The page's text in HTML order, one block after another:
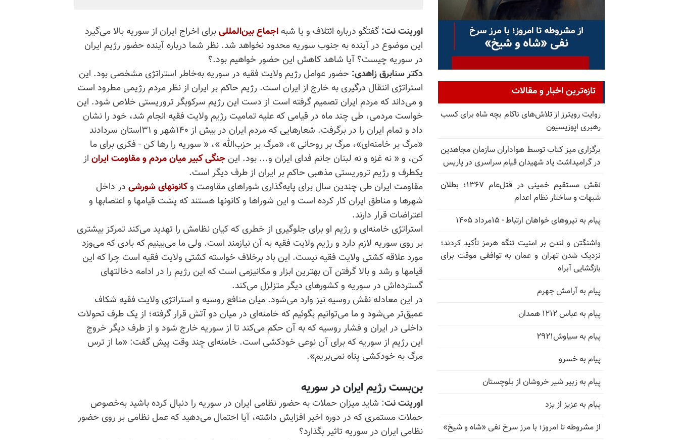
اورینت نت: گفتگو درباره ائتلاف و یا شبه اجماع بین‌المللیبرای اخراج ایران از سوریه بالا می‌گیرد
این موضوع در آینده به جنوب سوریه محدود نخواهد شد. نظر شما درباره آینده حضور رژیم ایران
در سوریه چیست؟ آیا شاهد کاهش این حضور خواهیم بود.؟
دکتر سنابرق زاهدی: حضور عوامل رژیم ولایت فقیه در سوریه به‌خاطر استراتژی مشخصی بود. این
استراتژی انتقال درگیری به خارج از ایران است. رژیم حاکم بر ایران از نظر مردم رژیمی مطرود است
و می‌داند که مردم ایران تصمیم گرفته است از دست این رژیم سرکوبگر تروریستی خلاص شود. این
خواست مردمی، طی چند ماه در قیامی که علیه تمامیت رژیم ولایت فقیه انجام شد، خود را نشان
داد و تمام ایران را در برگرفت. شعارهایی که مردم ایران در بیش از ۱۴۰شهر و ۳۱استان سردادند
«مرگ بر خامنه‌ای»، مرگ بر روحانی »، «مرگ بر حزب‌الله »، « سوریه را رها کن - فکری برای ما
کن، و « نه غزه و نه لبنان جانم فدای ایران و... بود. این جنگی کبیر میان مردم و مقاومت ایران از
یکطرف و رژیم تروریستی مذهبی حاکم بر ایران از طرف دیگر است.
مقاومت ایران طی چندین سال برای پایه‌گذاری شوراهای مقاومت وکانونهای شورشی در داخل
شهرها و مناطق ایران کار کرده است و این شوراها و کانونها هستند که پشت قیامها و اعتصابها و
اعتراضات قرار دارند.
استراتژی خامنه‌ای و رژیم او برای جلوگیری از خطری که کیان نظامش را تهدید می‌کند تمرکز بیشتری
بر روی سوریه لازم دارد و رژیم ولایت فقیه به آن نیازمند است. ولی ما می‌بینیم که بادی که می‌وزد
مورد علاقه کشتی ولایت فقیه نیست. این باد برخلاف خواسته کشتی ولایت فقیه است چرا که این
قیامها و رشد و بالا گرفتن آن بهترین ابزار و مکانیزمی است که این رژیم را در ادامه دخالتهای
گسترده‌اش در سوریه و کشورهای دیگر متزلزل می‌کند.
در این معادله نقش روسیه نیز وارد می‌شود. میان منافع روسیه و استراتژی ولایت فقیه شکاف
عمیق‌تر می‌شود و ما می‌توانیم بگوئیم که خامنه‌ای در میان دو آتش قرار گرفته؛ از یک طرف تحولات
داخلی در ایران و فشار روسیه که به آن حکم می‌کند تا از سوریه خارج شود و از طرف دیگر خروج
این رژیم از سوریه که برای آن نوعی خودکشی است. خامنه‌ای چند وقت پیش گفت: «ما از ترس
مرگ به خودکشی پناه نمی‌بریم».
بن‌بست رژیم ایران در سوریه
اورینت نت: شاید میزان حملات به حضور نظامی ایران در سوریه را دنبال کرده باشید به‌خصوص
حملات مستمری که در دوره اخیر افزایش داشته، آیا احتمال می‌دهید که عمل نظامی بر روی حضور
نظامی ایران در سوریه تاثیر بگذارد؟
تازه‌ترین اخبار و مقالات
روایت رویترز از تلاش‌های ناکام بچه شاه برای کسب
رهبری اپوزیسیون
برگزاری میز کتاب توسط هواداران سازمان مجاهدین
در گرامیداشت یاد شهیدان قیام سراسری در پاریس
نقش مستقیم خمینی در قتل‌عام ۱۳۶۷؛ بطلان
شبهات و ساختار نظام اعدام
پیام به نیروهای خواهان ارتباط - ۱۵مرداد ۱۴۰۵
واشنگتن و لندن بر امنیت تنگه هرمز تأکید کردند؛
نزدیک شدن تهران و عمان به توافقی موقت برای
بازگشایی آبراه
پیام به آرامش جهرم
پیام به عباس ۱۲۱۲ همدان
پیام به سیاوش۲۹۲۱
پیام به خسرو
پیام به زبیر شیر خروشان از بلوچستان
پیام به عزیز از یزد
از مشروطه تا امروز؛ با مرز سرخ نفی «شاه و شیخ»